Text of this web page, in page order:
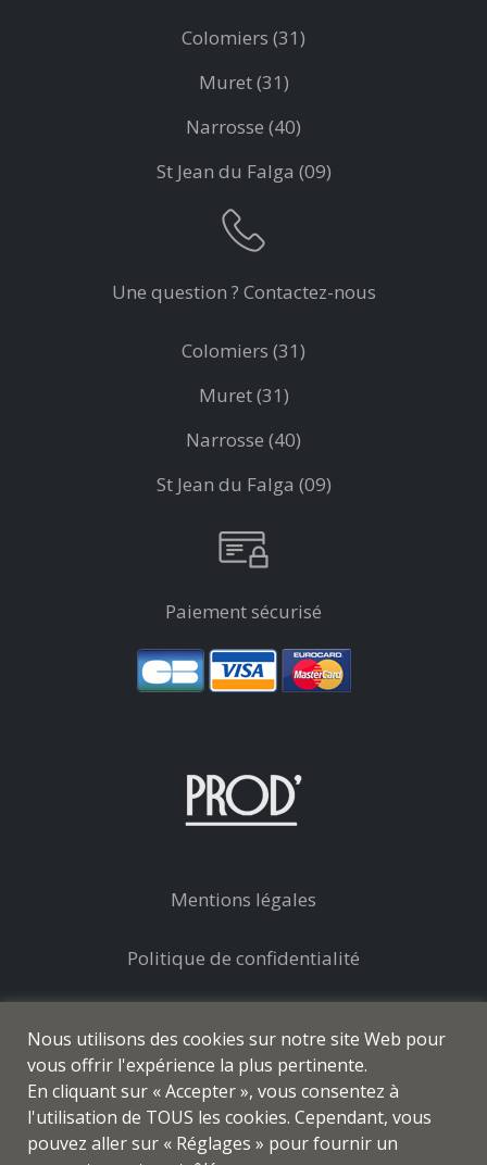
Colomiers (31)
Muret (31)
Narrosse (40)
St Jean du Falga (09)
Une question ? Contactez-nous
Colomiers (31)
Muret (31)
Narrosse (40)
St Jean du Falga (09)
Paiement sécurisé
Mentions légales
Politique de confidentialité
© prod-coiffure.com - Tous droits réservés
Nous utilisons des cookies sur notre site Web pour
vous offrir l'expérience la plus pertinente.
En cliquant sur « Accepter », vous consentez à
l'utilisation de TOUS les cookies. Cependant, vous
pouvez aller sur « Réglages » pour fournir un